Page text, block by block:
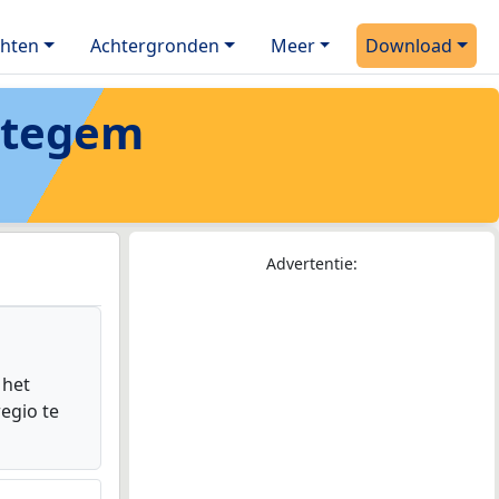
Achtergronden Meer Download
te
Advertentie: